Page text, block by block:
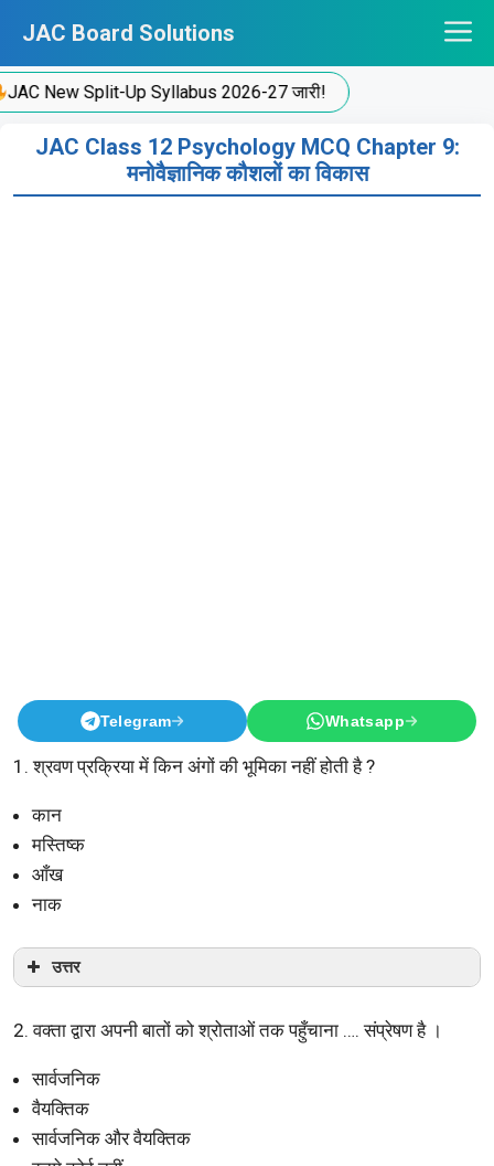
content
JAC Board Solutions
New Split-Up Syllabus 2026-27 जारी!
JAC Class 12 Psychology MCQ Chapter 9:
मनोवैज्ञानिक कौशलों का विकास
Telegram Whatsapp
1. श्रवण प्रक्रिया में किन अंगों की भूमिका नहीं होती है ?
कान
मस्तिष्क
आँख
नाक
उत्तर
2. वक्ता द्वारा अपनी बातों को श्रोताओं तक पहुँचाना …. संप्रेषण है ।
सार्वजनिक
वैयक्तिक
सार्वजनिक और वैयक्तिक